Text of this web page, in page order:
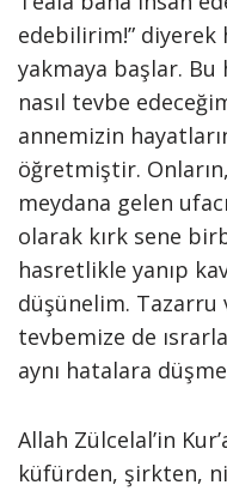
edebilirim!”
yakmaya başlar.
nasıl tevbe
annemizin
öğretmiştir.
meydana gelen
olarak kırk sene
hasretlikle yanıp
düşünelim. Tazarru
tevbemize de
aynı hatalara
Allah Zülcelal’in
küfürden, şirkten,